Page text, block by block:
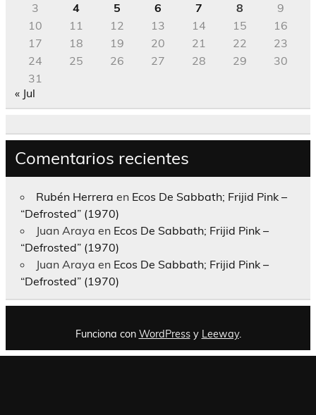
3
4 5 6 7 8
9
10
11 12 13 14 15
16
17
18 19 20 21 22
23
24
25 26 27 28 29
30
31
« Jul
Comentarios recientes
Rubén Herrera en Ecos De Sabbath; Frijid Pink –
“Defrosted” (1970)
Juan Araya en Ecos De Sabbath; Frijid Pink –
“Defrosted” (1970)
Juan Araya en Ecos De Sabbath; Frijid Pink –
“Defrosted” (1970)
Funciona con WordPressy Leeway.